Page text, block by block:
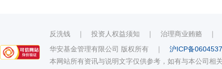
反洗钱 ｜ 投资人权益须知 ｜ 治理商业贿赂
华安基金管理有限公司 版权所有 ｜ 沪ICP备
本网站所有资讯与说明文字仅供参考，如有与本公司相